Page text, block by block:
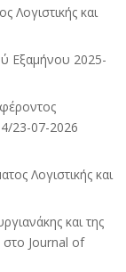
Λογιστικής και
Eξαμήνου 2025-
23-07-2026
Λογιστικής και
και της
στο Journal of